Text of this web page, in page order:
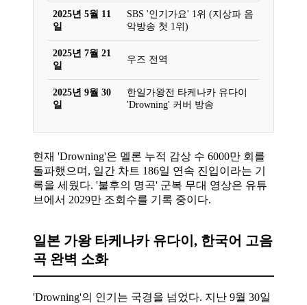
2025년 5월 11
일
SBS '인기가요' 1위 (지상파 음
악방송 첫 1위)
2025년 7월 21
일
우즈 전역
2025년 9월 30
일
한일가왕전 타케나카 유다이
'Drowning' 커버 방송
현재 'Drowning'은 멜론 누적 감상 수 6000만 회를
돌파했으며, 일간 차트 186일 연속 진입이라는 기
록을 세웠다. '불후의 명곡' 군복 무대 영상은 유튜
브에서 2029만 조회수를 기록 중이다.
일본 가왕 타케나카 유다이, 한국어 고음
곡 완벽 소화
'Drowning'의 인기는 국경을 넘었다. 지난 9월 30일